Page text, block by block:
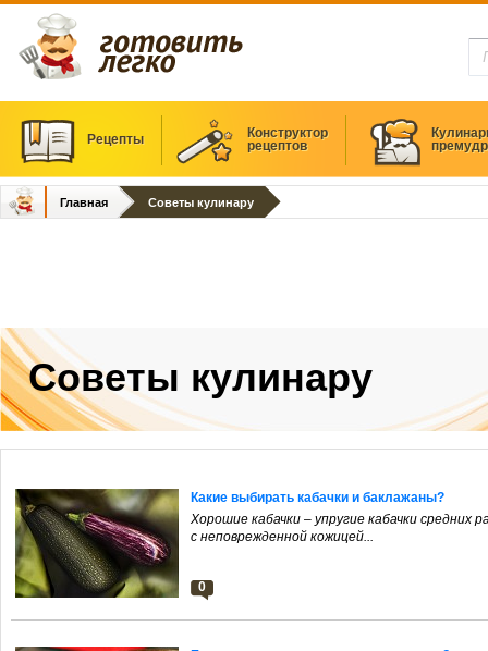
Рецепты
Конструктор
рецептов
Главная Советы кулинару
Советы кулинару
Какие выбирать кабачки и баклажаны?
Хорошие кабачки – упругие кабачки средних
с неповрежденной кожицей...
0